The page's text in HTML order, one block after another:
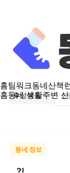
홈팀워크동네산책
홈동네 생활주변
성복동
동네 정보